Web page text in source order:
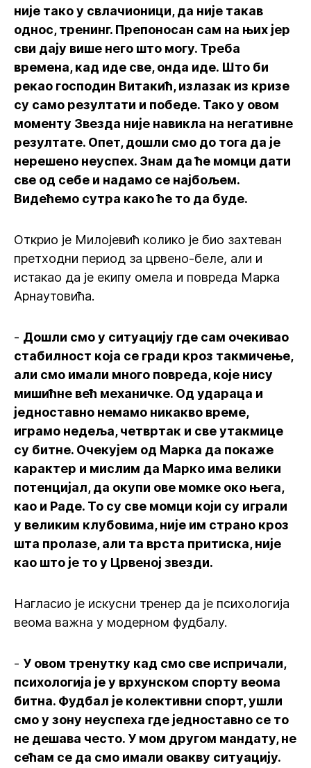
није тако у свлачионици, да није такав
однос, тренинг. Препоносан сам на њих јер
сви дају више него што могу. Треба
времена, кад иде све, онда иде. Што би
рекао господин Витакић, излазак из кризе
су само резултати и победе. Тако у овом
моменту Звезда није навикла на негативне
резултате. Опет, дошли смо до тога да је
нерешено неуспех. Знам да ће момци дати
све од себе и надамо се најбољем.
Видећемо сутра како ће то да буде.
Открио је Милојевић колико је био захтеван
претходни период за црвено-беле, али и
истакао да је екипу омела и повреда Марка
Арнаутовића.
- Дошли смо у ситуацију где сам очекивао
стабилност која се гради кроз такмичење,
али смо имали много повреда, које нису
мишићне већ механичке. Од удараца и
једноставно немамо никакво време,
играмо недеља, четвртак и све утакмице
су битне. Очекујем од Марка да покаже
карактер и мислим да Марко има велики
потенцијал, да окупи ове момке око њега,
као и Раде. То су све момци који су играли
у великим клубовима, није им страно кроз
шта пролазе, али та врста притиска, није
као што је то у Црвеној звезди.
Нагласио је искусни тренер да је психологија
веома важна у модерном фудбалу.
- У овом тренутку кад смо све испричали,
психологија је у врхунском спорту веома
битна. Фудбал је колективни спорт, ушли
смо у зону неуспеха где једноставно се то
не дешава често. У мом другом мандату, не
сећам се да смо имали овакву ситуацију.